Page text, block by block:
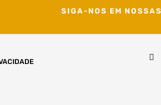
SIGA-NOS EM